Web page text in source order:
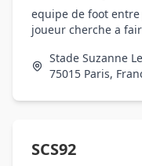
equipe de foot
joueur cherche a
Stade Suzanne
75015 Paris,
SCS92